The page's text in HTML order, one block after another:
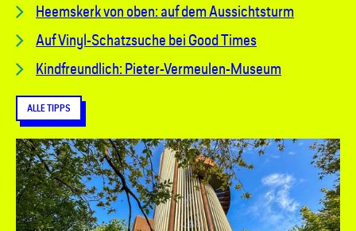
Heemskerk von oben: auf dem Aussichtsturm
Auf Vinyl-Schatzsuche bei Good Times
Kindfreundlich: Pieter-Vermeulen-Museum
ALLE TIPPS